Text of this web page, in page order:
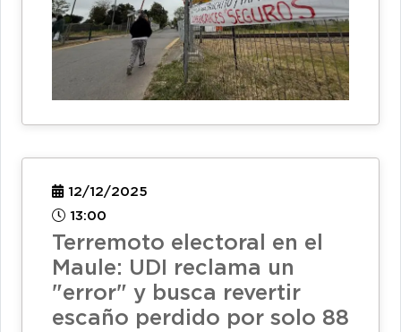
12/12/2025
13:00
Terremoto electoral en el
Maule: UDI reclama un
"error" y busca revertir
escaño perdido por solo 88